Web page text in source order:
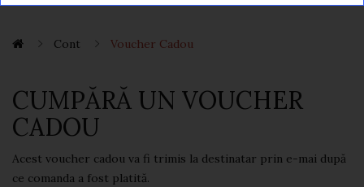
Cont Voucher Cadou
CUMPĂRĂ UN VOUCHER
CADOU
Acest voucher cadou va fi trimis la destinatar prin e-mai după
ce comanda a fost platită.